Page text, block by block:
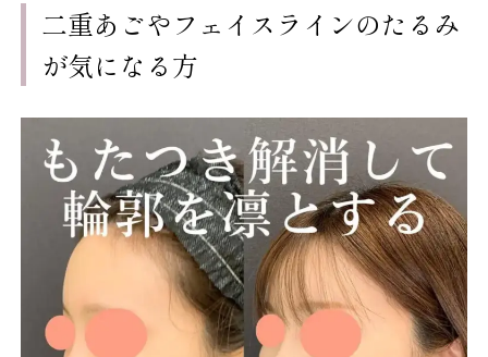
二重あごやフェイスラインのたるみ
が気になる方